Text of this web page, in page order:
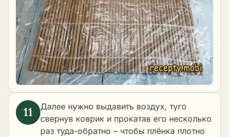
Далее нужно выдавить воздух, туго
свернув коврик и прокатав его несколько
раз туда-обратно – чтобы плёнка плотно